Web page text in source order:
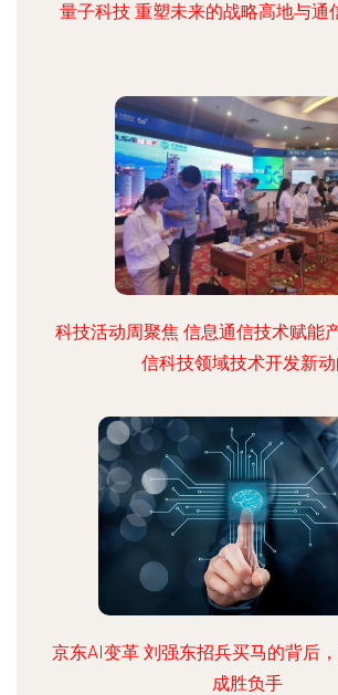
量子科技 重塑未来的战略高地与通
科技活动周聚焦 信息通信技术赋能
信科技领域技术开发新动
京东AI变革 刘强东招兵买马的背后
成胜负手